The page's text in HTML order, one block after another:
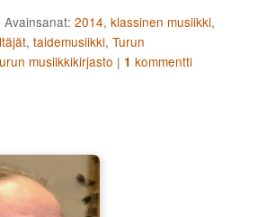
Avainsanat: 2014,klassinen musiikki,
,taidemusiikki,Turun
musiikkikirjasto | 1 kommentti